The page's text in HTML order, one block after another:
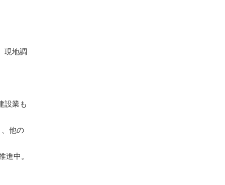
現地調
設業も
他の
中。